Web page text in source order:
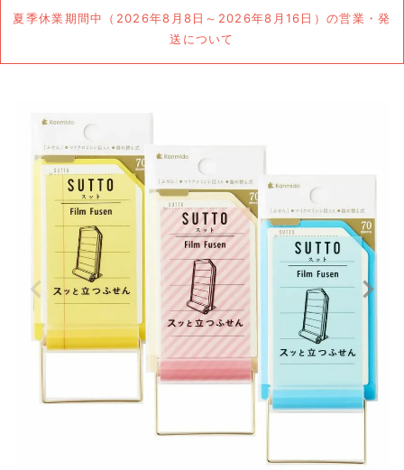
夏季休業期間中（2026年8月8日～2026年8月16日）の営業・発
送について